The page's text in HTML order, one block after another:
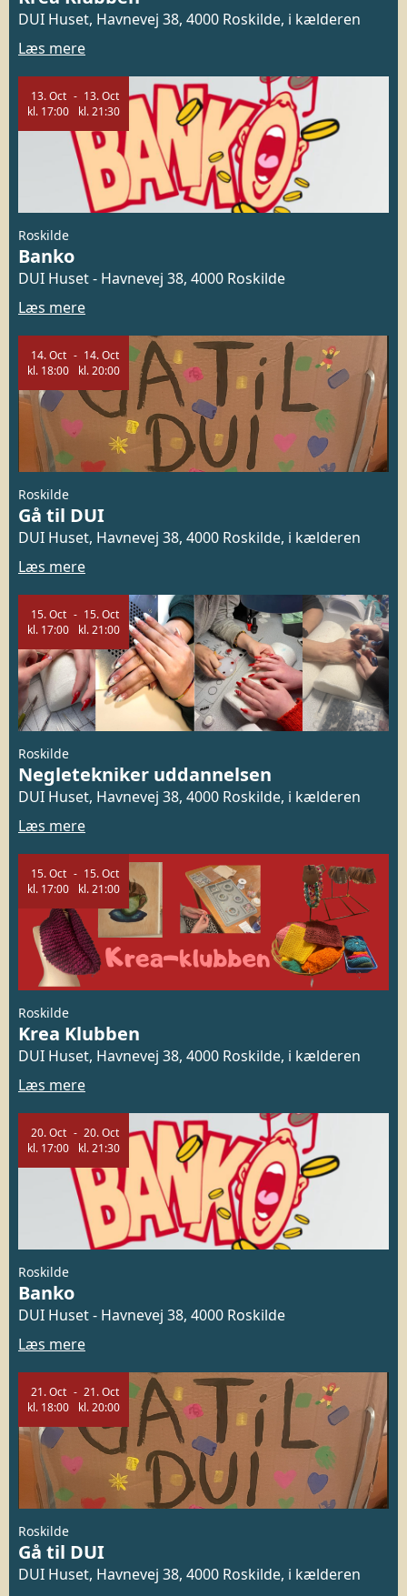
DUI Huset, Havnevej 38, 4000 Roskilde, i kælderen
Læs mere
13. Oct
kl. 17:00
13. Oct
kl.21:30
Roskilde
Banko
DUI Huset - Havnevej 38, 4000 Roskilde
Læs mere
14. Oct
kl. 18:00
14. Oct
kl.20:00
Roskilde
Gå til DUI
DUI Huset, Havnevej 38, 4000 Roskilde, i kælderen
Læs mere
15. Oct
kl. 17:00
15. Oct
kl.21:00
Roskilde
Negletekniker uddannelsen
DUI Huset, Havnevej 38, 4000 Roskilde, i kælderen
Læs mere
15. Oct
kl. 17:00
15. Oct
kl.21:00
Roskilde
Krea Klubben
DUI Huset, Havnevej 38, 4000 Roskilde, i kælderen
Læs mere
20. Oct
kl. 17:00
20. Oct
kl.21:30
Roskilde
Banko
DUI Huset - Havnevej 38, 4000 Roskilde
Læs mere
21. Oct
kl. 18:00
21. Oct
kl.20:00
Roskilde
Gå til DUI
DUI Huset, Havnevej 38, 4000 Roskilde, i kælderen